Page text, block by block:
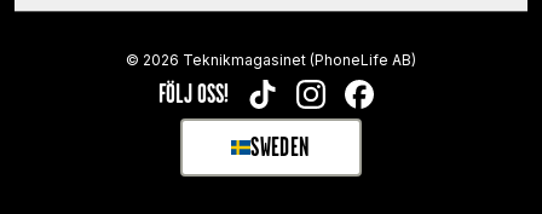
FÖLJ OSS! TIKTOKINSTAGRAMFACEBOOK
SWEDEN
SELECT MARKET
© 2026 Teknikmagasinet (PhoneLife AB)